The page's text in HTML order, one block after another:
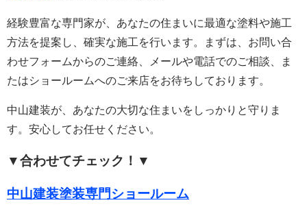
経験豊富な専門家が、あなたの住まいに最適な塗料や施工
方法を提案し、確実な施工を行います。まずは、お問い合
わせフォームからのご連絡、メールや電話でのご相談、ま
たはショールームへのご来店をお待ちしております。
中山建装が、あなたの大切な住まいをしっかりと守りま
す。安心してお任せください。
▼合わせてチェック！▼
中山建装塗装専門ショールーム